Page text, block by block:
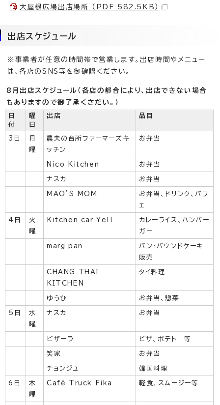
大屋根広場出店場所 （PDF 582.5KB）
出店スケジュール
※事業者が任意の時間帯で営業します。出店時間やメニュー
は、各店のSNS等を御確認ください。
8月出店スケジュール（各店の都合により、出店できない場合
もありますので御了承くさだい。）
日
付
曜
日
出店 品目
3日
月
曜
農夫の台所ファーマーズキ
ッチン
お弁当
Nico Kitchen お弁当
ナスカ お弁当
MAO’S MOM
お弁当、ドリンク、パフ
ェ
4日
火
曜
Kitchen car Yell
カレーライス、ハンバー
ガー
marg pan
パン・パウンドケーキ
販売
CHANG THAI
KITCHEN
タイ料理
ゆうひ お弁当、惣菜
5日
水
曜
ナスカ お弁当
ピザーラ ピザ、ポテト 等
笑家 お弁当
チョンジュ 韓国料理
6日
木
曜
Café Truck Fika 軽食、スムージー等